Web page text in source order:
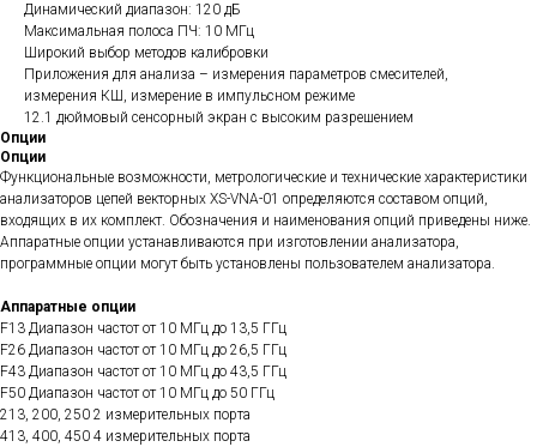
Динамический диапазон: 120 дБ
Максимальная полоса ПЧ: 10 МГц
Широкий выбор методов калибровки
Приложения для анализа – измерения параметров смесителей,
измерения КШ, измерение в импульсном режиме
12.1 дюймовый сенсорный экран с высоким разрешением
Опции
Опции
Функциональные возможности, метрологические и технические характеристики
анализаторов цепей векторных XS-VNA-01 определяются составом опций,
входящих в их комплект. Обозначения и наименования опций приведены ниже.
Аппаратные опции устанавливаются при изготовлении анализатора,
программные опции могут быть установлены пользователем анализатора.
Аппаратные опции
F13 Диапазон частот от 10 МГц до 13,5 ГГц
F26 Диапазон частот от 10 МГц до 26,5 ГГц
F43 Диапазон частот от 10 МГц до 43,5 ГГц
F50 Диапазон частот от 10 МГц до 50 ГГц
213, 200, 250 2 измерительных порта
413, 400, 450 4 измерительных порта